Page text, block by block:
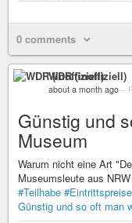
0 comments
WDR (inoffiziell)
about a month ago –
Günstig und
Museum
Warum nicht eine Art
Museumsleute aus
#Teilhabe #Eintrittspreise
Günstig und so oft man